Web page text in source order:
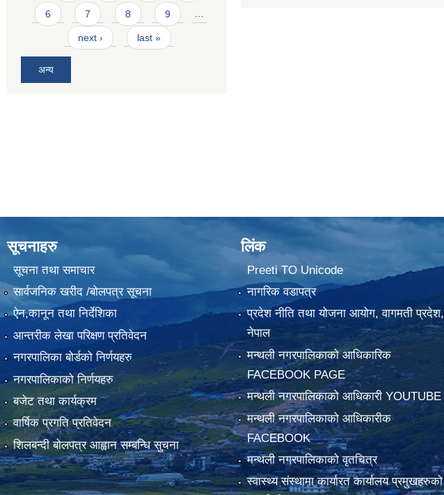
6 7 8 9 …
next › last »
अन्य
सूचनाहरु
सूचना तथा समाचार
सार्वजनिक खरीद /बोलपत्र सूचना
ऐन,कानून तथा निर्देशिका
आन्तरीक लेखा परिक्षण प्रतिवेदन
नगरपालिका बोर्डको निर्णयहरु
नगरपालिकाको निर्णयहरु
बजेट तथा कार्यक्रम
वार्षिक प्रगति प्रतिवेदन
शिलबन्दी बोलपत्र आह्वान सम्बन्धि सुचना
लिंक
Preeti TO Unicode
नागरिक वडापत्र
प्रदेश नीति तथा योजना आयोग, वागमती प्रदेश,
नेपाल
मन्थली नगरपालिकाको आधिकारिक
FACEBOOK PAGE
मन्थली नगरपालिकाको आधिकारी YOUTUBE
मन्थली नगरपालिकाको आधिकारीक
FACEBOOK
मन्थली नगरपालिकाको वृतचित्र
स्वास्थ्य संस्थामा कार्यारत कार्यालय प्रमुखहरुको